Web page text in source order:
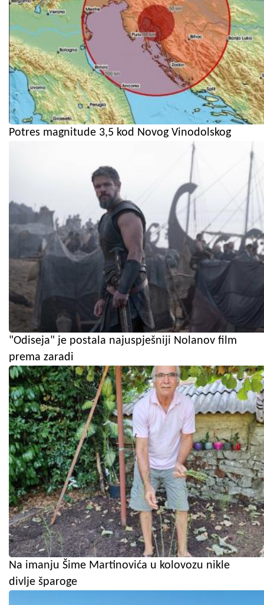
Potres magnitude 3,5 kod Novog Vinodolskog
"Odiseja" je postala najuspješniji Nolanov film
prema zaradi
Na imanju Šime Martinovića u kolovozu nikle
divlje šparoge